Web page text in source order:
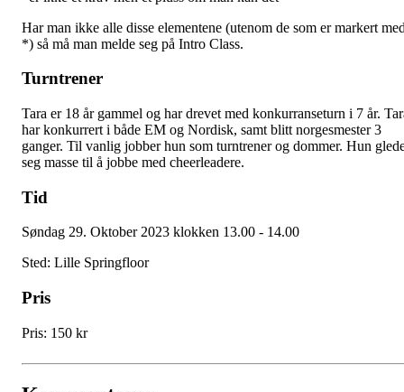
Har man ikke alle disse elementene (utenom de som er markert
*) så må man melde seg på Intro Class.
Turntrener
Tara er 18 år gammel og har drevet med konkurranseturn i 7 år.
har konkurrert i både EM og Nordisk, samt blitt norgesmester 3
ganger. Til vanlig jobber hun som turntrener og dommer. Hun
seg masse til å jobbe med cheerleadere.
Tid
Søndag 29. Oktober 2023 klokken 13.00 - 14.00
Sted: Lille Springfloor
Pris
Pris: 150 kr